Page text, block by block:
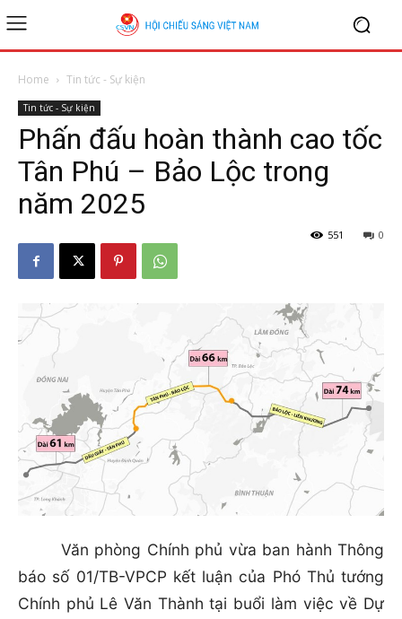
Home Tin tức - Sự kiện
Tin tức - Sự kiện
Phấn đấu hoàn thành cao tốc
Tân Phú – Bảo Lộc trong
năm 2025
0
551
Văn phòng Chính phủ vừa ban hành Thông
báo số 01/TB-VPCP kết luận của Phó Thủ tướng
Chính phủ Lê Văn Thành tại buổi làm việc về Dự